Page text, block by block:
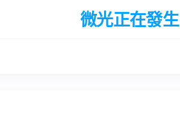
微光正在發生